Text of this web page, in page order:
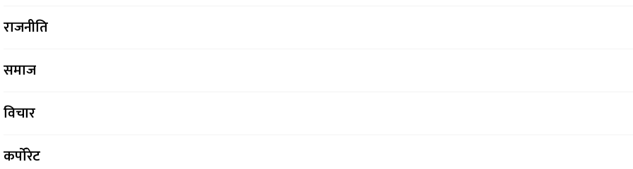
राजनीति
समाज
विचार
कर्पोरेट